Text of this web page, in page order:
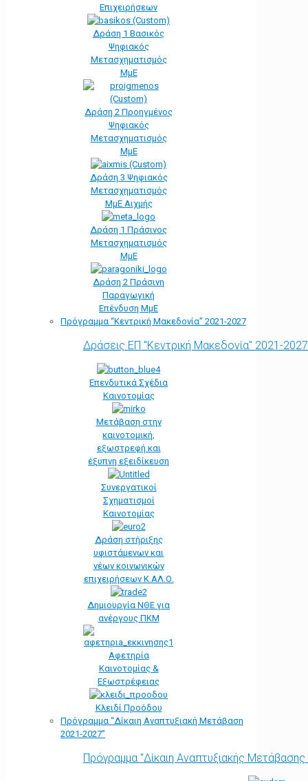
Επιχειρήσεων
Δράση 1 Βασικός
Ψηφιακός
Μετασχηματισμός
ΜμΕ
Δράση 2 Προηγμένος
Ψηφιακός
Μετασχηματισμός
ΜμΕ
Δράση 3 Ψηφιακός
Μετασχηματισμός
ΜμΕ Αιχμής
Δράση 1 Πράσινος
Μετασχηματισμός
ΜμΕ
Δράση 2 Πράσινη
Παραγωγική
Επένδυση ΜμΕ
Πρόγραμμα “Κεντρική Μακεδονία” 2021-2027
Δράσεις ΕΠ "Κεντρική Μακεδονία" 2021-2027
Επενδυτικά Σχέδια
Καινοτομίας
Μετάβαση στην
καινοτομική,
εξωστρεφή και
έξυπνη εξειδίκευση
Συνεργατικοί
Σχηματισμοί
Καινοτομίας
Δράση στήριξης
υφιστάμενων και
νέων κοινωνικών
επιχειρήσεων Κ.ΑΛ.Ο.
Δημιουργία ΝΘΕ για
ανέργους ΠΚΜ
Αφετηρία
Kαινοτομίας &
Εξωστρέφειας
Κλειδί Προόδου
Πρόγραμμα “Δίκαιη Αναπτυξιακή Μετάβαση
2021-2027”
Πρόγραμμα "Δίκαιη Αναπτυξιακής